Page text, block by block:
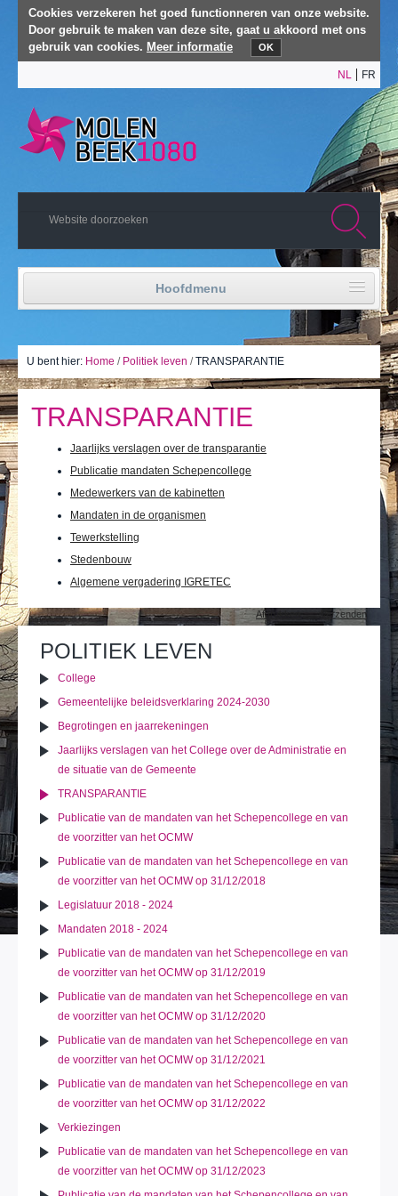
Cookies verzekeren het goed functionneren van onze website.
Door gebruik te maken van deze site, gaat u akkoord met ons
gebruik van cookies. Meer informatie OK
NL FR
Hoofdmenu
Politiek leven
Publicaties
Actualiteiten
Actu
U bent hier: Home / Politiek leven /TRANSPARANTIE
TRANSPARANTIE
Jaarlijks verslagen over de transparantie
Publicatie mandaten Schepencollege
Medewerkers van de kabinetten
Mandaten in de organismen
Tewerkstelling
Stedenbouw
Algemene vergadering IGRETEC
acties
Afdrukken Verzenden
POLITIEK LEVEN
College
Gemeentelijke beleidsverklaring 2024-2030
Begrotingen en jaarrekeningen
Jaarlijks verslagen van het College over de Administratie en
de situatie van de Gemeente
TRANSPARANTIE
Publicatie van de mandaten van het Schepencollege en van
de voorzitter van het OCMW
Publicatie van de mandaten van het Schepencollege en van
de voorzitter van het OCMW op 31/12/2018
Legislatuur 2018 - 2024
Mandaten 2018 - 2024
Publicatie van de mandaten van het Schepencollege en van
de voorzitter van het OCMW op 31/12/2019
Publicatie van de mandaten van het Schepencollege en van
de voorzitter van het OCMW op 31/12/2020
Publicatie van de mandaten van het Schepencollege en van
de voorzitter van het OCMW op 31/12/2021
Publicatie van de mandaten van het Schepencollege en van
de voorzitter van het OCMW op 31/12/2022
Verkiezingen
Publicatie van de mandaten van het Schepencollege en van
de voorzitter van het OCMW op 31/12/2023